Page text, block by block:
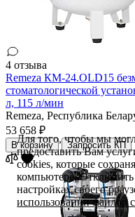
4 отзыва
Remeza КМ-24.OLD15
стоматологической
л, 115 л/мин
Remeza, Республика
53 658 ₽
В корзину Запросить КП
Для того, чтобы мы
предоставить Вам
cookies, которые
компьютере.
настройках своего
использовании файлов